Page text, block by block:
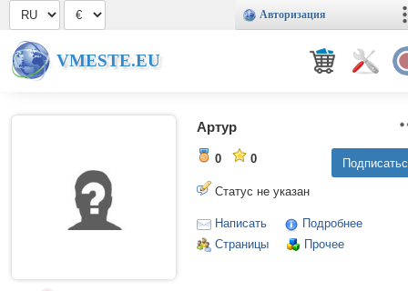
Авторизация
VMESTE.EU
Артур
0 0
Статус не указан
Написать
Подробнее
Страницы
Прочее